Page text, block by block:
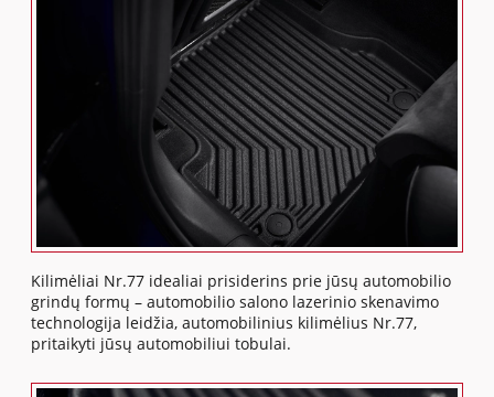
Kilimėliai Nr.77 idealiai prisiderins prie jūsų automobilio
grindų formų – automobilio salono lazerinio skenavimo
technologija leidžia, automobilinius kilimėlius Nr.77,
pritaikyti jūsų automobiliui tobulai.